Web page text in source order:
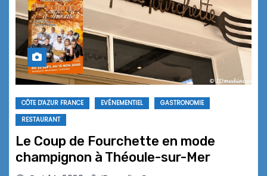
CÔTE D'AZUR FRANCE EVÉNEMENTIEL
GASTRONOMIE
RESTAURANT
Le Coup de Fourchette en mode
champignon à Théoule-sur-Mer